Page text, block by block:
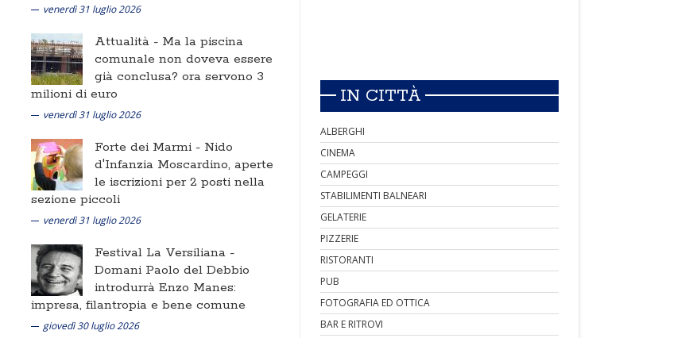
venerdì 31 luglio 2026
Attualità - Ma la piscina
comunale non doveva essere
già conclusa? ora servono 3
milioni di euro
venerdì 31 luglio 2026
Forte dei Marmi - Nido
d'Infanzia Moscardino, aperte
le iscrizioni per 2 posti nella
sezione piccoli
venerdì 31 luglio 2026
Festival La Versiliana -
Domani Paolo del Debbio
introdurrà Enzo Manes:
impresa, filantropia e bene comune
giovedì 30 luglio 2026
IN CITTÀ
ALBERGHI
CINEMA
CAMPEGGI
STABILIMENTI BALNEARI
GELATERIE
PIZZERIE
RISTORANTI
PUB
FOTOGRAFIA ED OTTICA
BAR E RITROVI